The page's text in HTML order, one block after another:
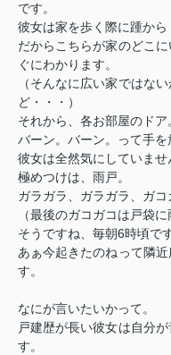
です。
彼女は家を歩く際に踵から
だからこちらが家のどこ
ぐにわかります。
（そんなに広い家ではな
ど・・・）
それから、各お部屋のドア
バーン。バーン。って手を
彼女は全然気にしていませ
極めつけは、雨戸。
ガラガラ、ガラガラ、ガコ
（最後のガコガコは戸袋
そうですね、毎朝6時頃で
あぁ今起きたのねって隣
す。
なにが言いたいかって。
戸建歴が長い彼女は自分
す。